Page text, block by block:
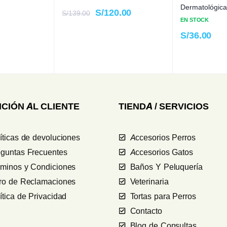
S/139.00 S/120.00
EN STOCK
S/36.00
AL CLIENTE
de devoluciones
Frecuentes
y Condiciones
de Reclamaciones
de Privacidad
TIENDA / SERVICIOS
Accesorios Perros
Accesorios Gatos
Baños Y Peluquería
Veterinaria
Tortas para Perros
Contacto